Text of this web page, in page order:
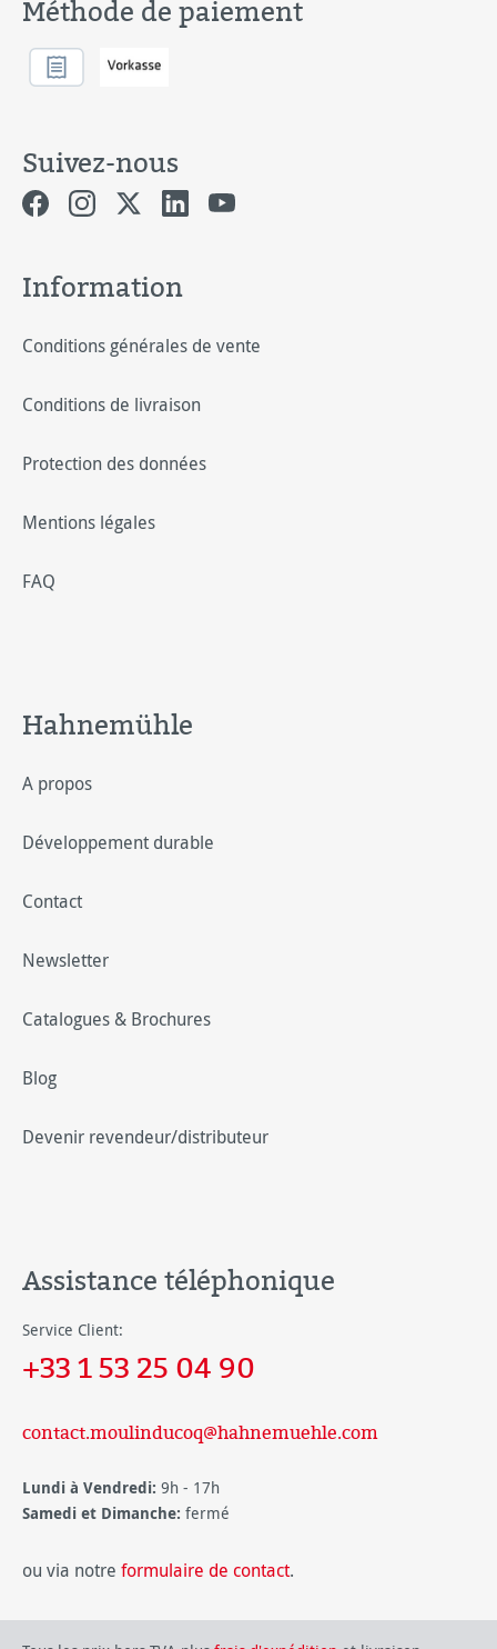
Méthode de paiement
Suivez-nous
Information
Conditions générales de vente
Conditions de livraison
Protection des données
Mentions légales
FAQ
Hahnemühle
A propos
Développement durable
Contact
Newsletter
Catalogues & Brochures
Blog
Devenir revendeur/distributeur
Assistance téléphonique
Service Client:
+33 1 53 25 04 90
contact.moulinducoq@hahnemuehle.com
Lundi à Vendredi: 9h - 17h
Samedi et Dimanche: fermé
ou via notre formulaire de contact.